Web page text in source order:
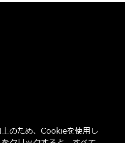
のため、Cookieを使用し
して 最新情報をゲット